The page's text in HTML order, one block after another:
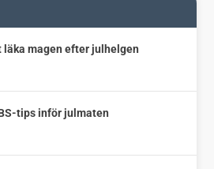
läka magen efter julhelgen
tips inför julmaten